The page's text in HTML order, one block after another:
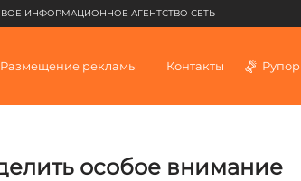
ИНФОРМАЦИОННОЕ АГЕНТСТВО СЕТЬ
Размещение рекламы Контакты Рупор
особое внимание